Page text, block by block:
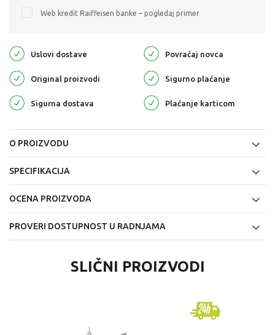
Web kredit Raiffeisen banke – pogledaj primer
Uslovi dostave Povraćaj novca
Original proizvodi Sigurno plaćanje
Sigurna dostava Plaćanje karticom
O PROIZVODU
SPECIFIKACIJA
OCENA PROIZVODA
PROVERI DOSTUPNOST U RADNJAMA
SLIČNI PROIZVODI